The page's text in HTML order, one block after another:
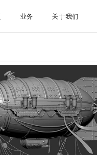
业务 关于我们